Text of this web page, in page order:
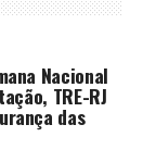
Nacional
TRE-RJ
das